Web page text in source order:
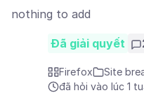
nothing to add
Đã giải quyết
Firefox
Site
đã hỏi vào lúc 1